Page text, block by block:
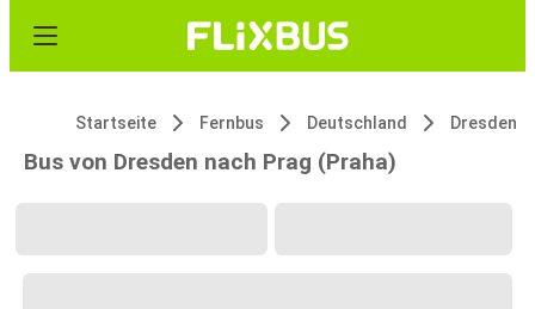
Startseite Fernbus Deutschland Dresden
Bus von Dresden nach Prag (Praha)